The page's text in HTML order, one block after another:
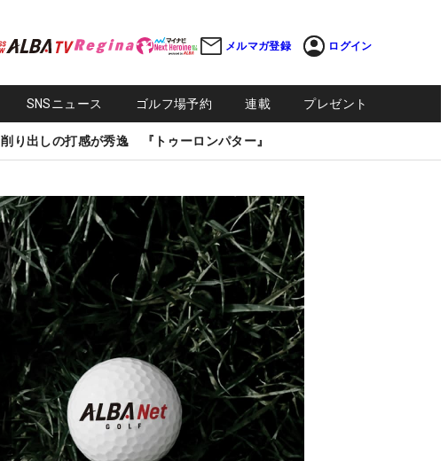
メルマガ登録 ログイン
SNSニュース ゴルフ場予約 連載 プレゼント
削り出しの打感が秀逸 『トゥーロンパター』